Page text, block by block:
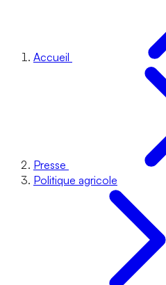
Accueil
Presse
Politique agricole